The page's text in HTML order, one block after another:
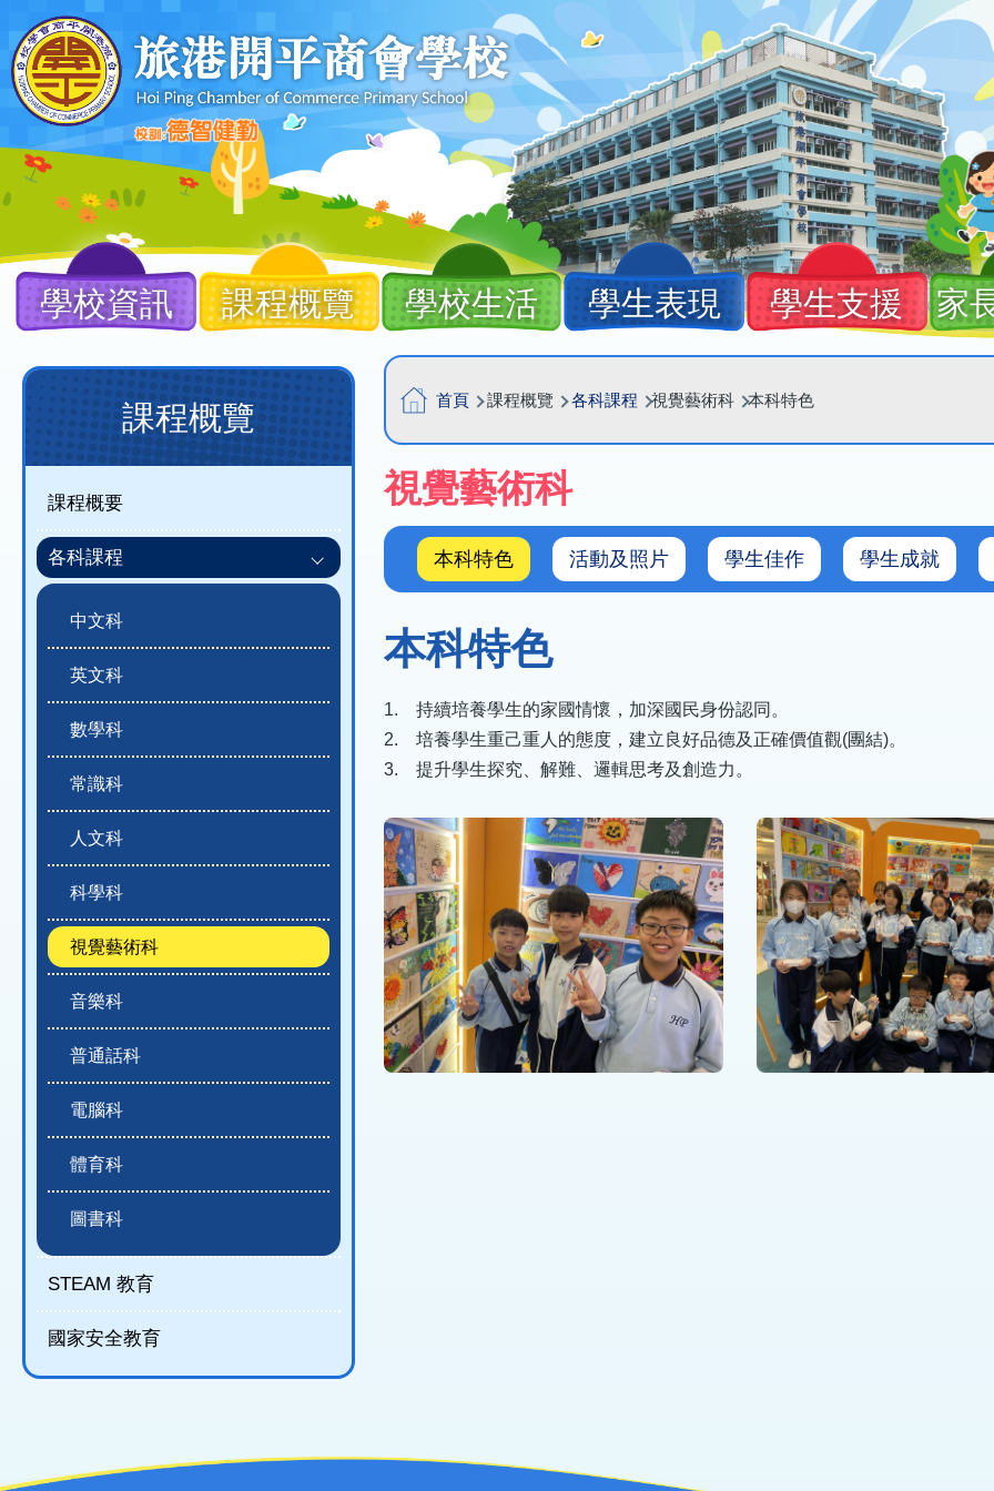
移至主內容
Main
navigation
學校資訊 課程概覽 學校生活 學生表現 學生支援 家
導
航
連
結
首頁 課程概覽 各科課程 視覺藝術科 本科特色
視覺藝術科
本科特色 活動及照片 學生佳作 學生成就
本科特色
1. 持續培養學生的家國情懷，加深國民身份認同。
2. 培養學生重己重人的態度，建立良好品德及正確價值觀(團結)。
3. 提升學生探究、解難、邏輯思考及創造力。
Main
navigation
(課
程
概
覽)
課程概覽
課程概要
各科課程
中文科
英文科
數學科
常識科
人文科
科學科
視覺藝術科
音樂科
普通話科
電腦科
體育科
圖書科
STEAM 教育
國家安全教育